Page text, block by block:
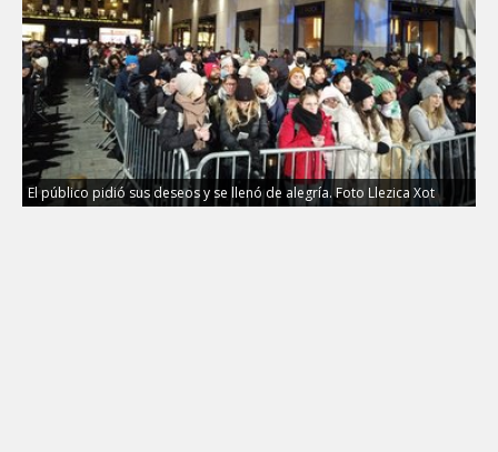
El público pidió sus deseos y se llenó de alegría. Foto Llezica Xot